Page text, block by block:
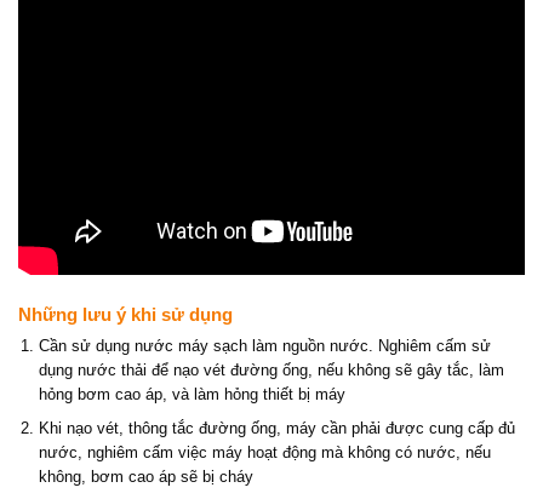
Những lưu ý khi sử dụng
Cần sử dụng nước máy sạch làm nguồn nước. Nghiêm cấm sử
dụng nước thải để nạo vét đường ống, nếu không sẽ gây tắc, làm
hỏng bơm cao áp, và làm hỏng thiết bị máy
Khi nạo vét, thông tắc đường ống, máy cần phải được cung cấp đủ
nước, nghiêm cấm việc máy hoạt động mà không có nước, nếu
không, bơm cao áp sẽ bị cháy